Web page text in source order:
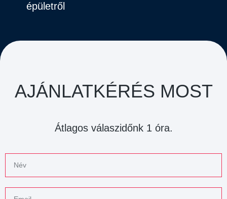
épületről
AJÁNLATKÉRÉS MOST
Átlagos válaszidőnk 1 óra.